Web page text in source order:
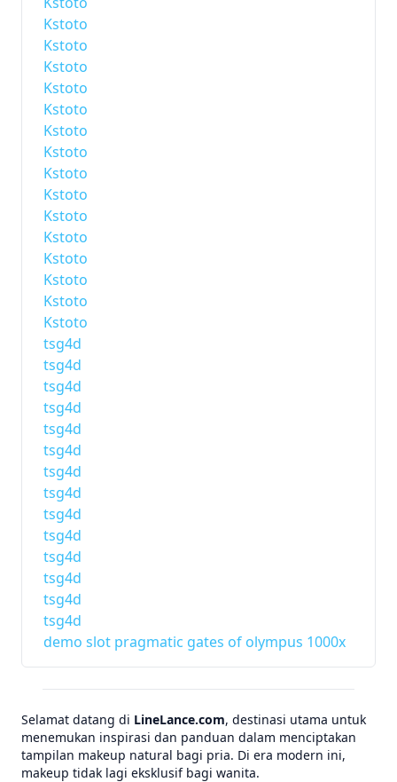
Kstoto
Kstoto
Kstoto
Kstoto
Kstoto
Kstoto
Kstoto
Kstoto
Kstoto
Kstoto
Kstoto
Kstoto
Kstoto
Kstoto
Kstoto
tsg4d
tsg4d
tsg4d
tsg4d
tsg4d
tsg4d
tsg4d
tsg4d
tsg4d
tsg4d
tsg4d
tsg4d
tsg4d
tsg4d
demo slot pragmatic gates of olympus 1000x
Selamat datang di LineLance.com, destinasi utama untuk
menemukan inspirasi dan panduan dalam menciptakan
tampilan makeup natural bagi pria. Di era modern ini,
makeup tidak lagi eksklusif bagi wanita.